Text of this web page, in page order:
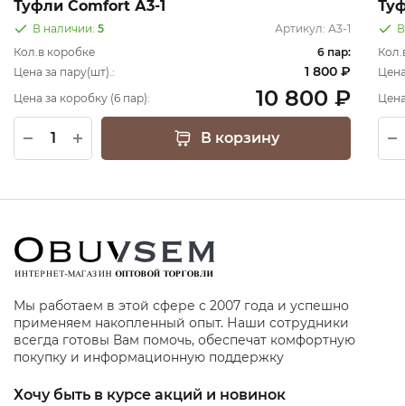
Туфли Comfort А3-1
В наличии: 5 Артикул: А3-1
Кол.в коробке
6 пар:
Цена за пару(шт).:
1 800 ₽
Цена за коробку (6 пар): 10 800 ₽
В корзину
Мы работаем в этой сфере с 2007 года и успешно
применяем накопленный опыт. Наши сотрудники
всегда готовы Вам помочь, обеспечат комфортную
покупку и информационную поддержку
Хочу быть в курсе акций и новинок